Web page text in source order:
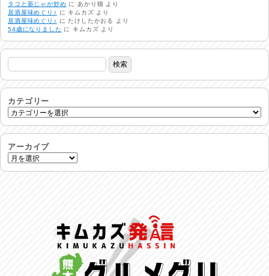
生活支援情報
2026/07/31
24時間体制
2026/07/30
命を守る行動を…
土用丑の日♪
2026/07/28
反省会♪
2026/07/27
リスナーの集い！
2026/07/25
タコと新じゃが炒め にあかり猫 より
居酒屋味めぐり♪
に キムカズ より
居酒屋味めぐり♪
にたけしたかおる
より
54歳になりました に キムカズ より
カテゴリー
アーカイブ